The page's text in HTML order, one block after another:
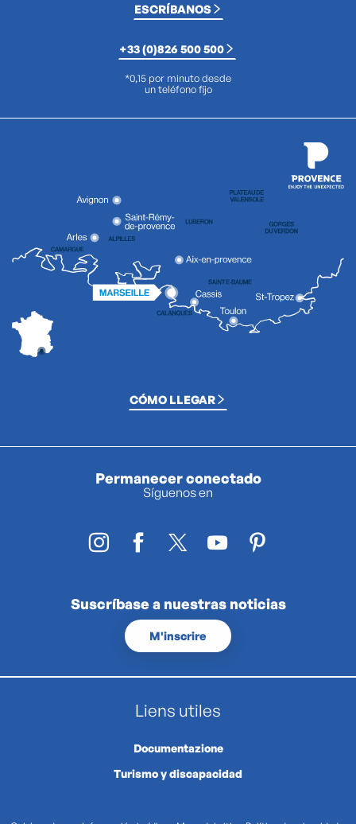
ESCRÍBANOS
+33 (0)826 500 500
*0,15 por minuto desde
un teléfono fijo
CÓMO LLEGAR
Permanecer conectado
Síguenos en
Suscríbase a nuestras noticias
M'inscrire
Liens utiles
Documentazione
Turismo y discapacidad